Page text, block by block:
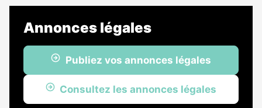
abonnés
Annonces légales
Publiez vos annonces légales
Consultez les annonces légales